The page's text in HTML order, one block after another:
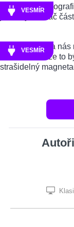
VESMÍR
VESMÍR
Autoři